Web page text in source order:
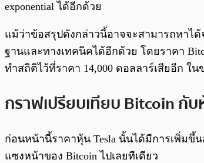
exponential ได้อีกด้วย
แม้ว่าข้อสรุปดังกล่าวนี้อาจจะสามารถหาไ
ฐานและทางเทคนิคได้อีกด้วย โดยราคา
ทำสถิติไว้ที่ราคา 14,000 ดอลลาร์เสียอีก
กราฟเปรียบเทียบ Bitcoin กั
ก่อนหน้านี้ราคาหุ้น Tesla นั้นได้มีการเพิ่ม
แซงหน้าของ Bitcoin ไปเลยทีเดียว